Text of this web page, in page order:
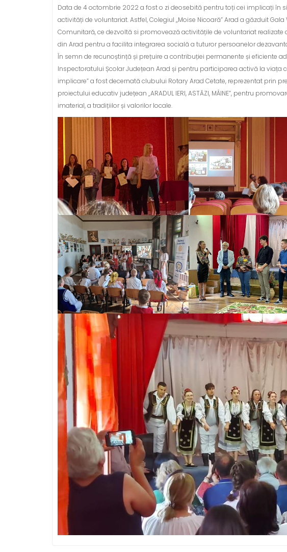
Data de 4 octombrie 2022 a fost o zi deosebită pentru toți cei implicați în
activități de voluntariat. Astfel, Colegiul ,,Moise Nicoară” Arad a găzduit
Comunitară, ce dezvoltă si promovează activitățile de voluntariat
din Arad pentru a facilita integrarea socială a tuturor persoanelor
În semn de recunoștință și prețuire a contribuției permanente și eficiente
Inspectoratului Școlar Județean Arad și pentru participarea activă la viața
implicare” a fost decernată clubului Rotary Arad Cetate, reprezentat prin
proiectului educativ județean „ARADUL IERI, ASTĂZI, MÂINE”, pentru
imaterial, a tradițiilor și valorilor locale.